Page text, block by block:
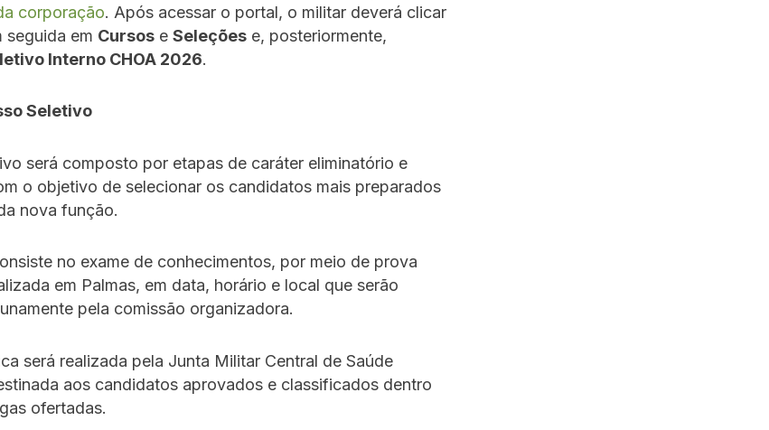
corporação. Após acessar o portal, o militar deverá clicar
seguida em Cursos e Seleções e, posteriormente,
Interno CHOA 2026.
Seletivo
será composto por etapas de caráter eliminatório e
o objetivo de selecionar os candidatos mais preparados
nova função.
no exame de conhecimentos, por meio de prova
em Palmas, em data, horário e local que serão
pela comissão organizadora.
será realizada pela Junta Militar Central de Saúde
aos candidatos aprovados e classificados dentro
ofertadas.